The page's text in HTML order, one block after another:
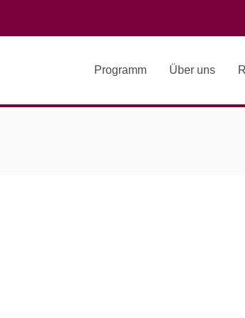
Programm Über uns